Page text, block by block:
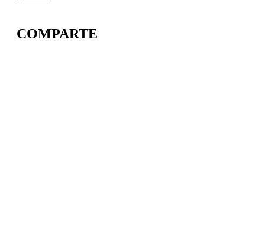
COMPARTE